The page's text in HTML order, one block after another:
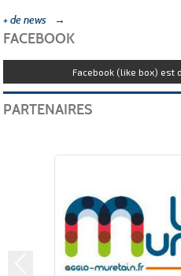
+ de news
FACEBOOK
Facebook (like box) est
PARTENAIRES
Précedent